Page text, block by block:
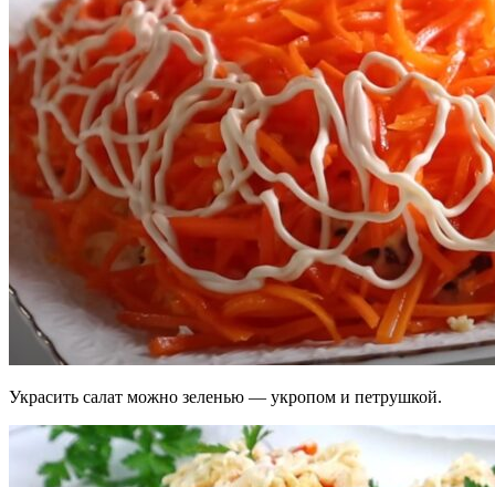
Украсить салат можно зеленью — укропом и петрушкой.